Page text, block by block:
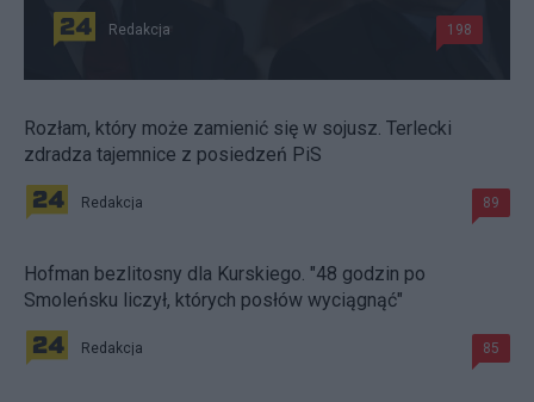
Redakcja 198
Rozłam, który może zamienić się w sojusz. Terlecki
zdradza tajemnice z posiedzeń PiS
Redakcja 89
Hofman bezlitosny dla Kurskiego. "48 godzin po
Smoleńsku liczył, których posłów wyciągnąć"
Redakcja 85